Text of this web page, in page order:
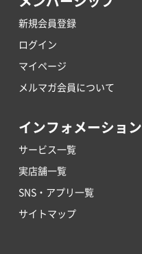
新規会員登録
ログイン
マイページ
メルマガ会員について
インフォメーション
サービス一覧
実店舗一覧
SNS・アプリ一覧
サイトマップ